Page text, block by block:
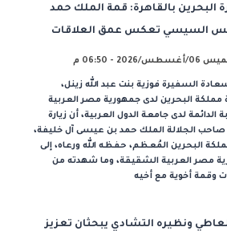
البحرين بالقاهرة: قمة الملك حمد
السيسي تعكس عمق العلاقات
الشراكة الاستراتيجية إلى آفاق أرحب
2026 - 06:50 م
السفيرة فوزية بنت عبد الله زينل،
البحرين لدى جمهورية مصر العربية
الدائمة لدى جامعة الدول العربية، أن زيارة
الجلالة الملك حمد بن عيسى آل خليفة،
البحرين المُعظم، حفظه الله ورعاه، إلى
مصر العربية الشقيقة، وما شهدته من
وقمة أخوية مع أخيه
ونظيره التشادي يبحثان تعزيز